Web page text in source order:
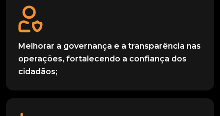
Melhorar a governança e a transparência nas
operações, fortalecendo a confiança dos
cidadãos;